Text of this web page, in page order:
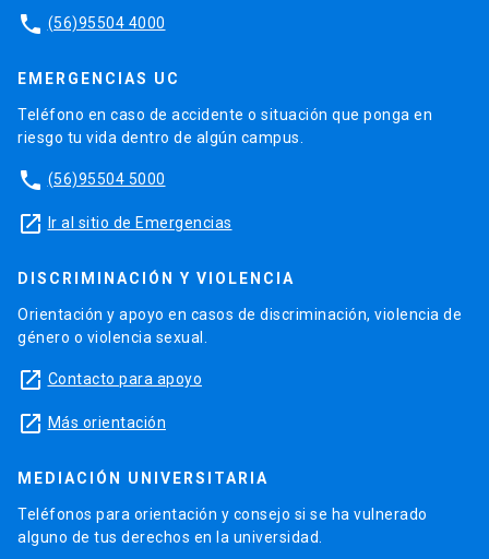
phone (56)95504 4000
EMERGENCIAS UC
Teléfono en caso de accidente o situación que ponga en
riesgo tu vida dentro de algún campus.
phone (56)95504 5000
launch Ir al sitio de Emergencias
DISCRIMINACIÓN Y VIOLENCIA
Orientación y apoyo en casos de discriminación, violencia de
género o violencia sexual.
launch Contacto para apoyo
launch Más orientación
MEDIACIÓN UNIVERSITARIA
Teléfonos para orientación y consejo si se ha vulnerado
alguno de tus derechos en la universidad.